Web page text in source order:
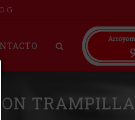
G
TRAMPILLA